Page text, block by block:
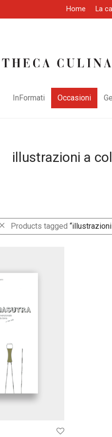
Home La
InFormati Occasioni
illustrazioni a
Products tagged